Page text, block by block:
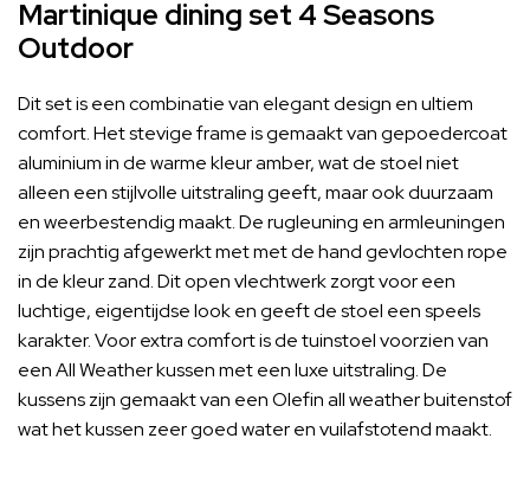
Martinique dining set 4 Seasons
Outdoor
Dit set is een combinatie van elegant design en ultiem
comfort. Het stevige frame is gemaakt van gepoedercoat
aluminium in de warme kleur amber, wat de stoel niet
alleen een stijlvolle uitstraling geeft, maar ook duurzaam
en weerbestendig maakt. De rugleuning en armleuningen
zijn prachtig afgewerkt met met de hand gevlochten rope
in de kleur zand. Dit open vlechtwerk zorgt voor een
luchtige, eigentijdse look en geeft de stoel een speels
karakter. Voor extra comfort is de tuinstoel voorzien van
een All Weather kussen met een luxe uitstraling. De
kussens zijn gemaakt van een Olefin all weather buitenstof
wat het kussen zeer goed water en vuilafstotend maakt.